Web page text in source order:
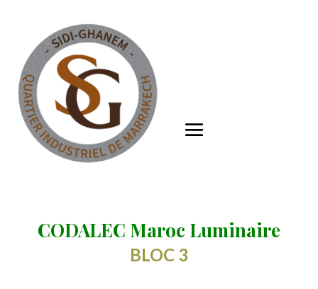
CODALEC Maroc Luminaire
BLOC 3